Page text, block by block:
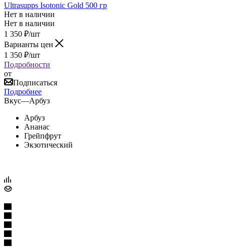
Ultrasupps Isotonic Gold 500 гр
Нет в наличии
Нет в наличии
1 350 ₽/шт
Варианты цен
1 350 ₽/шт
Подробности
от
Подписаться
Подробнее
Вкус—Арбуз
Арбуз
Ананас
Грейпфрут
Экзотический